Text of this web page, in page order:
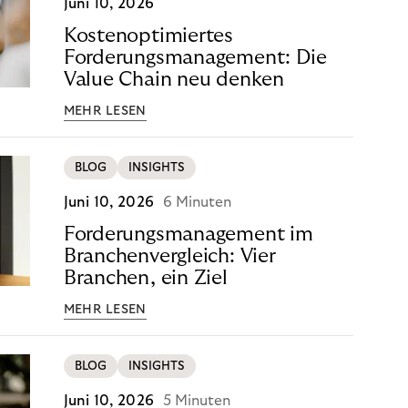
Juni 10, 2026
Kostenoptimiertes
Forderungsmanagement: Die
Value Chain neu denken
MEHR LESEN
BLOG INSIGHTS
Juni 10, 2026 6 Minuten
Forderungsmanagement im
Branchenvergleich: Vier
Branchen, ein Ziel
MEHR LESEN
BLOG INSIGHTS
Juni 10, 2026 5 Minuten